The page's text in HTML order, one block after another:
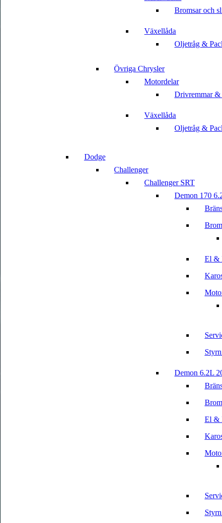
Bromsar och
Växellåda
Oljetråg &
Övriga Chrysler
Motordelar
Drivremmar &
Växellåda
Oljetråg &
Dodge
Challenger
Challenger SRT
Demon 170
El &
Demon 6.2L
El &